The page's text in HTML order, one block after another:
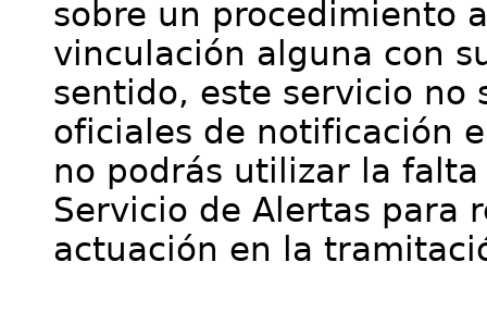
sobre un procedimiento
vinculación alguna con
sentido, este servicio no
oficiales de notificación
no podrás utilizar la
Servicio de Alertas para
actuación en la